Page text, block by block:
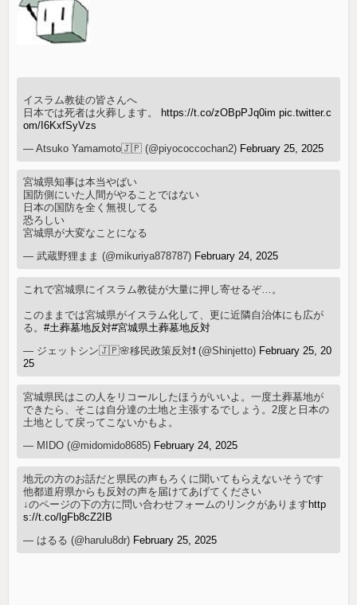
イスラム教徒の皆さんへ
日本では死者は火葬します。 https://t.co/zOBpPJq0im pic.twitter.c
om/I6KxfSyVzs
— Atsuko Yamamoto🇯🇵 (@piyococcochan2) February 25, 2025
宮城県知事は本当やばい
国防側にいた人間がやることではない
日本の国防を全く無視してる
恐ろしい
宮城県が大変なことになる
— 武蔵野狸まま (@mikuriya878787) February 24, 2025
これで宮城県にイスラム教徒が大量に押し寄せるぞ…。
このままでは宮城県がイスラム化して、更に近隣自治体にも広が
る。#土葬墓地反対#宮城県土葬墓地反対
— ジェットシン🇯🇵🌸移民政策反対❗️ (@Shinjetto) February 25, 20
25
宮城県民はこの人をリコールしたほうがいいよ。一度土葬墓地が
できたら、そこは自分達の土地と主張するでしょう。2度と日本の
土地として戻ってこないかもよ。
— MIDO (@midomido8685) February 24, 2025
地元の方のお話だと県民の声もろくに聞いてもらえないそうです
他都道府県からも反対の声を届けてあげてください
↓のページの下の方に問い合わせフォームのリンクがありますhttp
s://t.co/lgFb8cZ2IB
— はるる (@harulu8dr) February 25, 2025